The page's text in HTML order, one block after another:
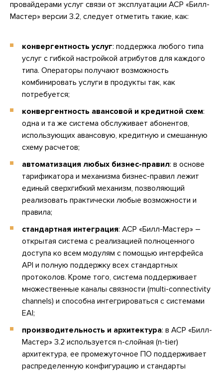
провайдерами услуг связи от эксплуатации АСР «Билл-
Мастер» версии 3.2, следует отметить такие, как:
конвергентность услуг: поддержка любого типа
услуг с гибкой настройкой атрибутов для каждого
типа. Операторы получают возможность
комбинировать услуги в продукты так, как
потребуется;
конвергентность авансовой и кредитной схем:
одна и та же система обслуживает абонентов,
использующих авансовую, кредитную и смешанную
схему расчетов;
автоматизация любых бизнес-правил: в основе
тарификатора и механизма бизнес-правил лежит
единый сверхгибкий механизм, позволяющий
реализовать практически любые возможности и
правила;
стандартная интеграция: АСР «Билл-Мастер» –
открытая система с реализацией полноценного
доступа ко всем модулям с помощью интерфейса
API и полную поддержку всех стандартных
протоколов. Кроме того, система поддерживает
множественные каналы связности (multi-connectivity
channels) и способна интегрироваться с системами
EAI;
производительность и архитектура: в АСР «Билл-
Мастер» 3.2 используется n-слойная (n-tier)
архитектура, ее промежуточное ПО поддерживает
распределенную конфигурацию и стандарты